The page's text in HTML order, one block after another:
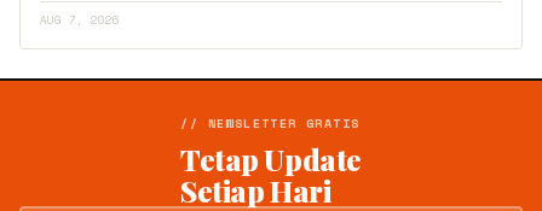
AUG 7, 2026
// NEWSLETTER GRATIS
Tetap Update
Setiap Hari